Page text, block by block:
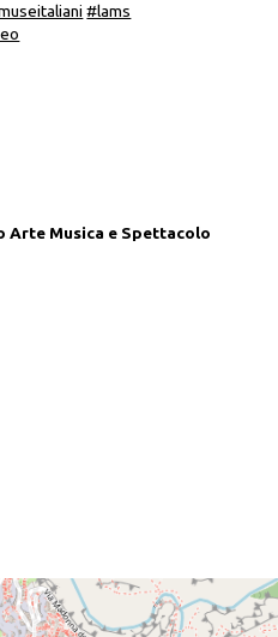
#lams
Arte Musica e Spettacolo